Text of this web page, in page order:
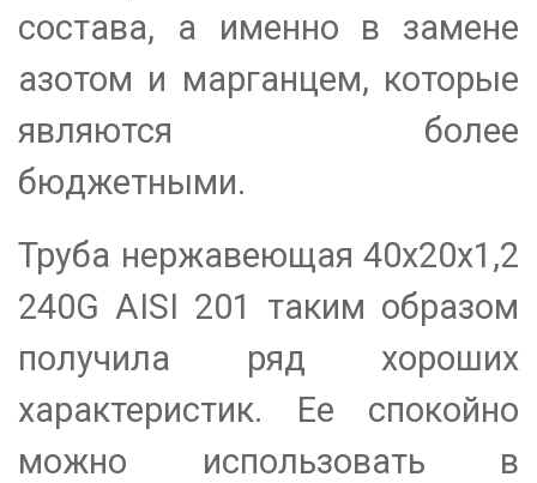
состава, а именно в замене
азотом и марганцем, которые
являются более
бюджетными.
Труба нержавеющая 40х20х1,2
240G AISI 201 таким образом
получила ряд хороших
характеристик. Ее спокойно
можно использовать в